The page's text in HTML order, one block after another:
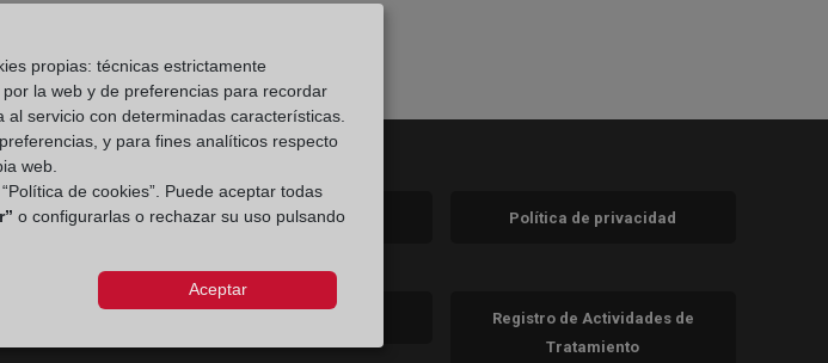
en ventana nueva)
en ventana nueva)
(abre en ventana nueva)
Ir a Instagram (abre en ventana nueva)
Aviso legal Política de privacidad
Registro de Actividades de
Tratamiento
propias: técnicas estrictamente
la web y de preferencias para recordar
servicio con determinadas características.
y para fines analíticos respecto
web.
de cookies”. Puede aceptar todas
o configurarlas o rechazar su uso pulsando
Aceptar